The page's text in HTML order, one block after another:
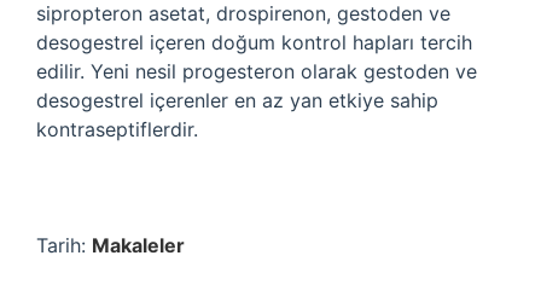
sipropteron asetat, drospirenon, gestoden ve
desogestrel içeren doğum kontrol hapları tercih
edilir. Yeni nesil progesteron olarak gestoden ve
desogestrel içerenler en az yan etkiye sahip
kontraseptiflerdir.
Tarih: Makaleler